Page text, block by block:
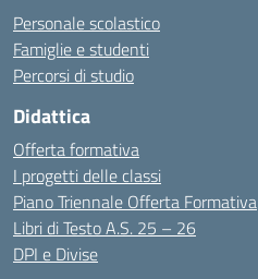
Personale scolastico
Famiglie e studenti
Percorsi di studio
Didattica
Offerta formativa
I progetti delle classi
Piano Triennale Offerta Formativa
Libri di Testo A.S. 25 – 26
DPI e Divise